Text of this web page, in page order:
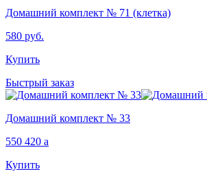
Домашний комплект № 71 (клетка)
580 руб.
Купить
Быстрый заказ
Домашний комплект № 33
550 420 a
Купить